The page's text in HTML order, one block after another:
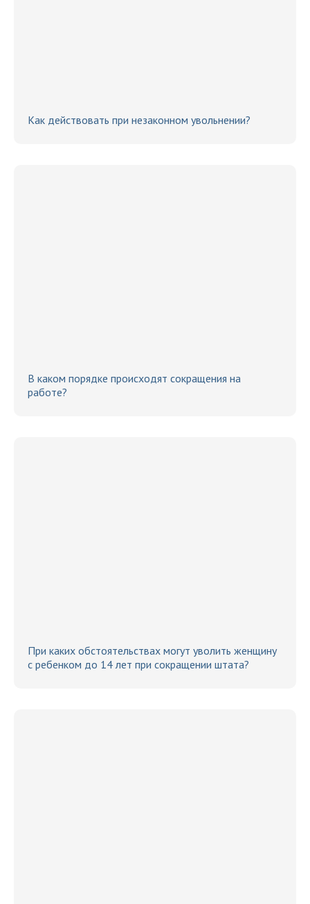
Как действовать при незаконном увольнении?
В каком порядке происходят сокращения на
работе?
При каких обстоятельствах могут уволить женщину
с ребенком до 14 лет при сокращении штата?